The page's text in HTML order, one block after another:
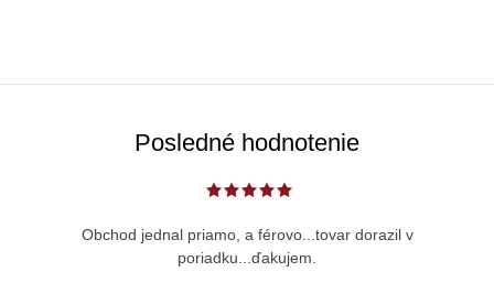
Posledné hodnotenie
Obchod jednal priamo, a férovo...tovar dorazil v
poriadku...ďakujem.